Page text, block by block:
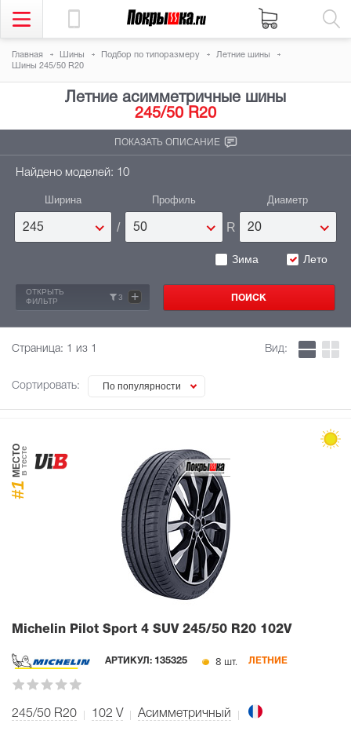
Главная Шины Подбор по типоразмеру
Летние шины
Шины 245/50 R20
Летние асимметричные шины
245/50 R20
ПОКАЗАТЬ ОПИСАНИЕ
Найдено моделей: 10
Ширина
245 /
Профиль
50 R
Диаметр
20
Зима Лето
ОТКРЫТЬ
ФИЛЬТР
3 +
Страница: 1 из 1
Сортировать: По популярности
Вид:
#1
МЕСТОв тесте
Michelin Pilot Sport 4 SUV 245/50 R20 102V
АРТИКУЛ: 135325 8 шт. ЛЕТНИЕ
245/50 R20 102 V Асимметричный